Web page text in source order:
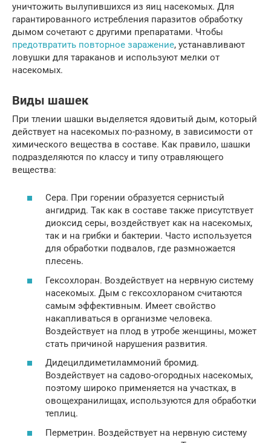
уничтожить вылупившихся из яиц насекомых. Для
гарантированного истребления паразитов обработку
дымом сочетают с другими препаратами. Чтобы
предотвратить повторное заражение, устанавливают
ловушки для тараканов и используют мелки от
насекомых.
Виды шашек
При тлении шашки выделяется ядовитый дым, который
действует на насекомых по-разному, в зависимости от
химического вещества в составе. Как правило, шашки
подразделяются по классу и типу отравляющего
вещества:
Сера. При горении образуется сернистый
ангидрид. Так как в составе также присутствует
диоксид серы, воздействует как на насекомых,
так и на грибки и бактерии. Часто используется
для обработки подвалов, где размножается
плесень.
Гексохлоран. Воздействует на нервную систему
насекомых. Дым с гексохлораном считаются
самым эффективным. Имеет свойство
накапливаться в организме человека.
Воздействует на плод в утробе женщины, может
стать причиной нарушения развития.
Дидецилдиметиламмоний бромид.
Воздействует на садово-огородных насекомых,
поэтому широко применяется на участках, в
овощехранилищах, используются для обработки
теплиц.
Перметрин. Воздействует на нервную систему